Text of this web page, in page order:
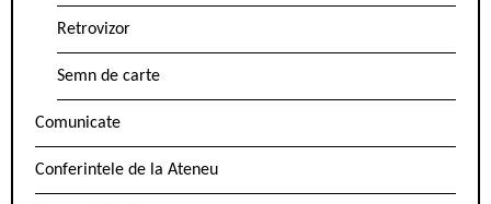
Retrovizor
Semn de carte
Comunicate
Conferintele de la Ateneu